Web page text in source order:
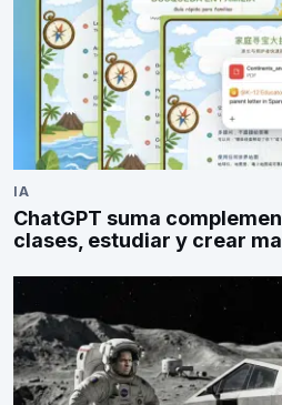
IA
ChatGPT suma
clases, estudiar y crear